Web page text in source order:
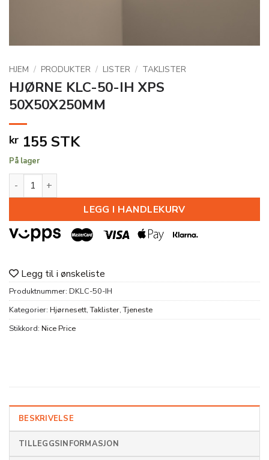
HJEM / PRODUKTER / LISTER / TAKLISTER
HJØRNE KLC-50-IH XPS
50X50X250MM
kr 155 STK
På lager
HJØRNE KLC-50-IH XPS 50X50X250MM antall
LEGG I HANDLEKURV
Legg til i ønskeliste
Produktnummer: DKLC-50-IH
Kategorier: Hjørnesett,Taklister,Tjeneste
Stikkord: Nice Price
BESKRIVELSE
TILLEGGSINFORMASJON